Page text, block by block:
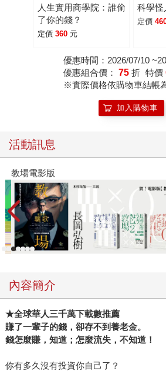
感並不會從天上掉下來，因為喜歡寫
有的感官在這個世界發現題材；靈感
能 今年吳淡如出了兩本書，一本感性
懂。在《所有的過去，都將另一種方
細膩抒情書寫了祖母，從過往與祖母
新思考家庭與愛的意義。吳淡如說，
人，沒有人知道她的名字，然而我卻
沒有得到這世界太滿意的對待，卻又心
現在刻畫理解。 而另一本《人生實用
擇》則是源自於她火紅的pocast節目
用商學院」系列著作的第二本續作，
發，第一本《人生實用商學院：誰偷
經驗告訴讀者理財前要先改變對錢的
供策略心法，用簡單的語彙破除理財
對方針保護自己的財富，以及錯誤的
確的結果。 透過今年的這兩本著作與
如向世界展示，人生不只有一種可能
石堂年度風雲作家的殊榮時，更希望透
多的影響力。關於得獎，吳淡如也不改
會寫下去，不管得獎與不得獎，對我而
人生實用商學院：誰偷
了你的錢？
定價 360 元
科學怪
定價
優惠時間：2026/07/10
優惠組合價： 75 折 特價
※實際價格依購物車結帳
加入購物車
活動訊息
教場電影版
內容簡介
★全球華人三千萬下載數推薦
賺了一輩子的錢，卻存不到養老金。
錢怎麼賺，知道； 怎麼流失，不知道！
你有多久沒有投資你自己了？